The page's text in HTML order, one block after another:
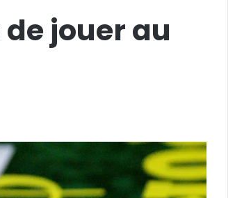
jouer au